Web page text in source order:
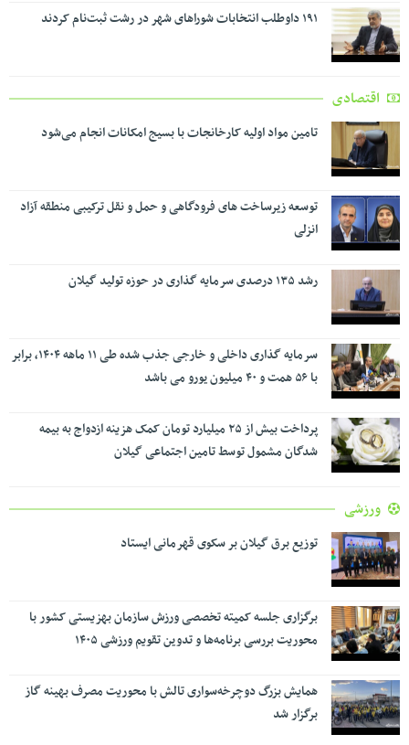
۱۹۱ داوطلب انتخابات شوراهای شهر در رشت ثبت‌نام کردند
اقتصادی
تامین مواد اولیه کارخانجات با بسیج امکانات انجام می‌شود
توسعه زیرساخت های فرودگاهی و حمل و نقل ترکیبی منطقه آزاد
انزلی
رشد ۱۳۵ درصدی سرمایه گذاری در حوزه تولید گیلان
سرمایه گذاری داخلی و خارجی جذب شده طی ۱۱ ماهه ۱۴۰۴، برابر
با ۵۶ همت و ۴۰ میلیون یورو می باشد
پرداخت بیش از ۲۵ میلیارد تومان کمک هزینه ازدواج به بیمه
شدگان مشمول توسط تامین اجتماعی گیلان
ورزشی
توزیع برق گیلان بر سکوی قهرمانی ایستاد
برگزاری جلسه کمیته تخصصی ورزش سازمان بهزیستی کشور با
محوریت بررسی برنامه‌ها و تدوین تقویم ورزشی ۱۴۰۵
همایش بزرگ دوچرخه‌سواری تالش با محوریت مصرف بهینه گاز
برگزار شد